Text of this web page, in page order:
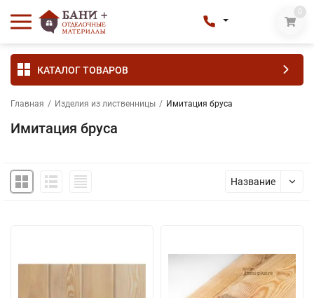
0
КАТАЛОГ ТОВАРОВ
Главная / Изделия из лиственницы / Имитация бруса
Имитация бруса
Название